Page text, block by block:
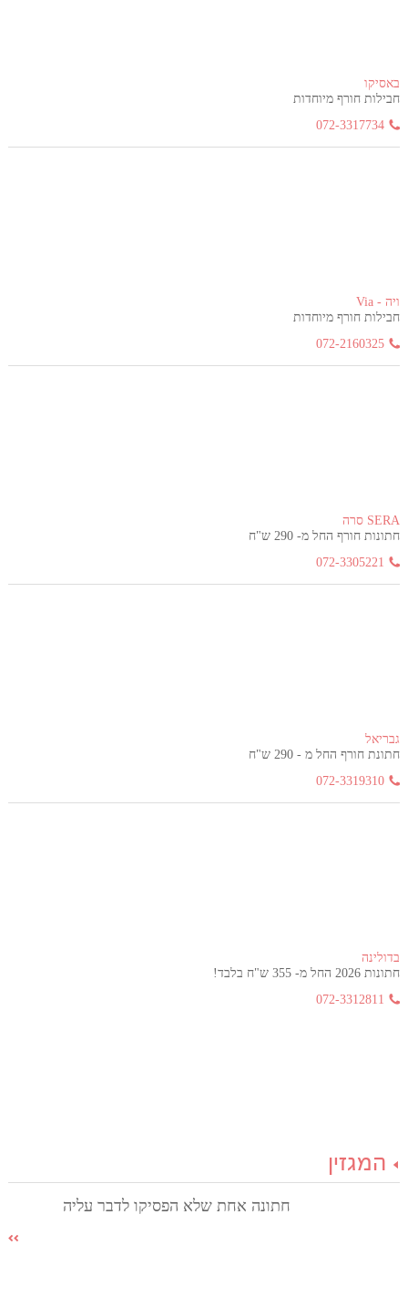
באסיקו
חבילות חורף מיוחדות
072-3317734
ויה - Via
חבילות חורף מיוחדות
072-2160325
SERA סרה
חתונות חורף החל מ- 290 ש"ח
072-3305221
גבריאל
חתונת חורף החל מ - 290 ש"ח
072-3319310
בדולינה
חתונות 2026 החל מ- 355 ש"ח בלבד!
072-3312811
המגזין
חתונה אחת שלא הפסיקו לדבר עליה